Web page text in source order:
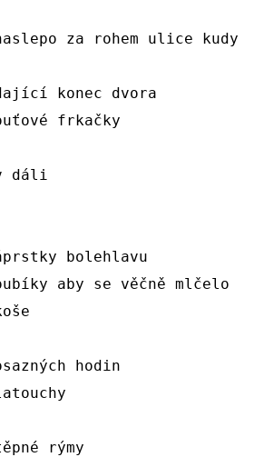
za rohem ulice kudy
konec dvora
frkačky
dáli
bolehlavu
aby se věčně mlčelo
hodin
rýmy